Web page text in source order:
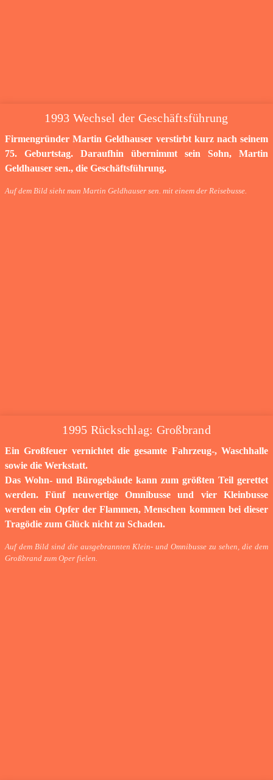
1993 Wechsel der Geschäftsführung
Firmengründer Martin Geldhauser verstirbt kurz nach seinem
75. Geburtstag. Daraufhin übernimmt sein Sohn, Martin
Geldhauser sen., die Geschäftsführung.
Auf dem Bild sieht man Martin Geldhauser sen. mit einem der Reisebusse.
1995 Rückschlag: Großbrand
Ein Großfeuer vernichtet die gesamte Fahrzeug-, Waschhalle
sowie die Werkstatt.
Das Wohn- und Bürogebäude kann zum größten Teil gerettet
werden. Fünf neuwertige Omnibusse und vier Kleinbusse
werden ein Opfer der Flammen, Menschen kommen bei dieser
Tragödie zum Glück nicht zu Schaden.
Auf dem Bild sind die ausgebrannten Klein- und Omnibusse zu sehen, die dem
Großbrand zum Oper fielen.